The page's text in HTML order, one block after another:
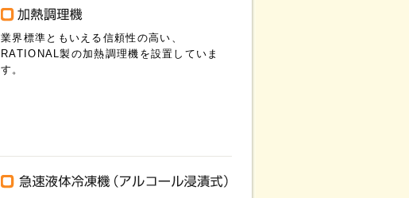
業界標準ともいえる信頼性の高い、
RATIONAL製の加熱調理機を設置していま
す。